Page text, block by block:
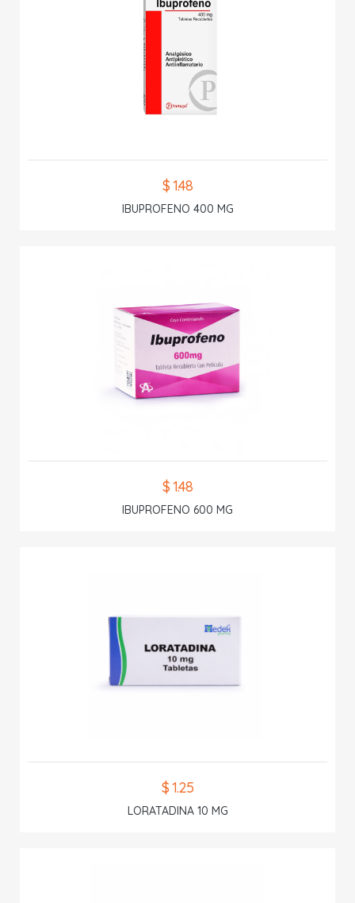
$ 1.48
IBUPROFENO 400 MG
$ 1.48
IBUPROFENO 600 MG
$ 1.25
LORATADINA 10 MG